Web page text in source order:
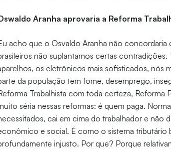
Aranha aprovaria a Reforma
acho que o Osvaldo Aranha não concordaria
não suplantamos certas
os eletrônicos mais sofisticados, nós
da população tem fome, desemprego,
Trabalhista com toda certeza, Reforma
séria nessas reformas: é quem paga.
cai em cima do trabalhador e não
e social. É como o sistema tributário
injusto. Por que? Porque